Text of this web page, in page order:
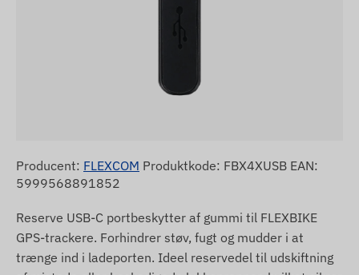
Producent: FLEXCOM Produktkode: FBX4XUSB EAN:
5999568891852
Reserve USB-C portbeskytter af gummi til FLEXBIKE
GPS-trackere. Forhindrer støv, fugt og mudder i at
trænge ind i ladeporten. Ideel reservedel til udskiftning